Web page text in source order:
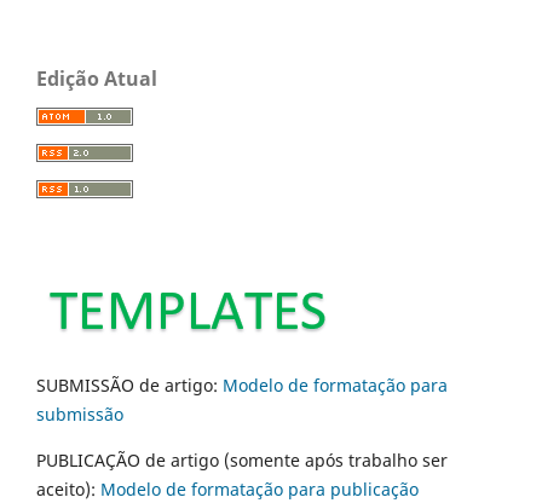
Edição Atual
SUBMISSÃO de artigo: Modelo de formatação para
submissão
PUBLICAÇÃO de artigo (somente após trabalho ser
aceito): Modelo de formatação para publicação